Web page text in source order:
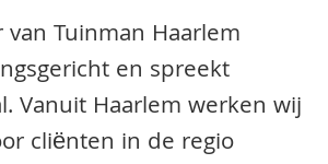
van Tuinman Haarlem
en spreekt
Vanuit Haarlem werken wij
cliënten in de regio